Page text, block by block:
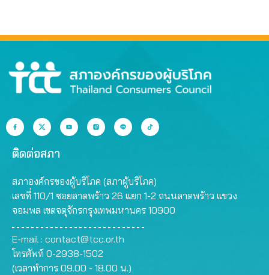
ติดต่อสภา
สภาองค์กรของผู้บริโภค (สภาผู้บริโภค)
เลขที่ 110/1 ซอยลาดพร้าว 26 แยก 1-2 ถนนลาดพร้าว แขวง
จอมพล เขตจตุจักรกรุงเทพมหานคร 10900
E-mail : contact@tcc.or.th
โทรศัพท์ 0-2938-1502
(เวลาทำการ 09.00 - 18.00 น.)